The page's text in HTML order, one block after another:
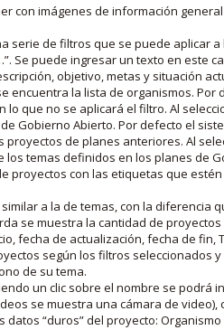
con imágenes de información
serie de filtros que se puede aplicar
Se puede ingresar un texto en este
objetivo, metas y situación
encuentra la lista de organismos.
lo que no se aplicará el filtro. Al
Gobierno Abierto. Por defecto el
de planes anteriores. Al
temas definidos en los planes de
proyectos con las etiquetas que
a la de temas, con la diferencia
se muestra la cantidad de
fecha de actualización, fecha de fin,
según los filtros seleccionados
de su tema.
un clic sobre el nombre se
se muestra una cámara de
“duros” del proyecto: